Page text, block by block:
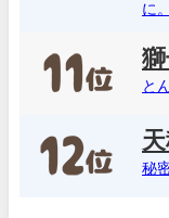
に。
と
秘